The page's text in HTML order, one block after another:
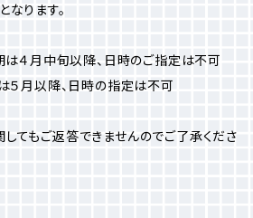
なります。
４月中旬以降、日時のご指定は不可
５月以降、日時の指定は不可
てもご返答できませんのでご了承くださ